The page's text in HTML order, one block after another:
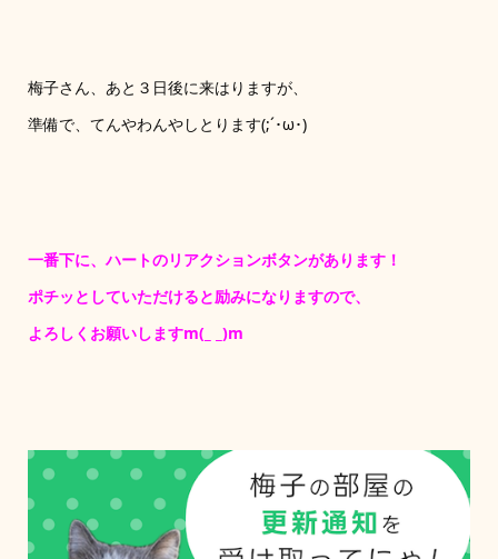
梅子さん、あと３日後に来はりますが、
準備で、てんやわんやしとります(;´･ω･)
一番下に、ハートのリアクションボタンがあります！
ポチッとしていただけると励みになりますので、
よろしくお願いしますm(_ _)m